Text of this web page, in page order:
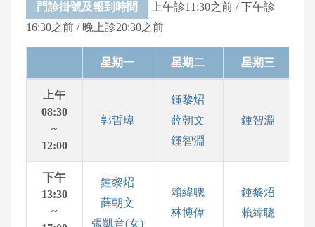
門診掛號及報到時間
上午診11:30之前 / 下午診
16:30之前 / 晚上診20:30之前
星期一 星期二 星期三
上午
08:30
~
12:00
郭哲瑋
鍾黎炤
薛朝文
鍾智淵
鍾智淵
下午
13:30
~
鍾黎炤
薛朝文
張凱音(女)
賴緯聰
林博偉
鍾黎炤
賴緯聰